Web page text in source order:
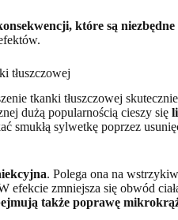
które są
tłuszczowej
tkanki tłuszczowej
dużą popularnością cieszy się
smukłą sylwetkę poprzez
. Polega ona na
efekcie zmniejsza się obwód
także poprawę